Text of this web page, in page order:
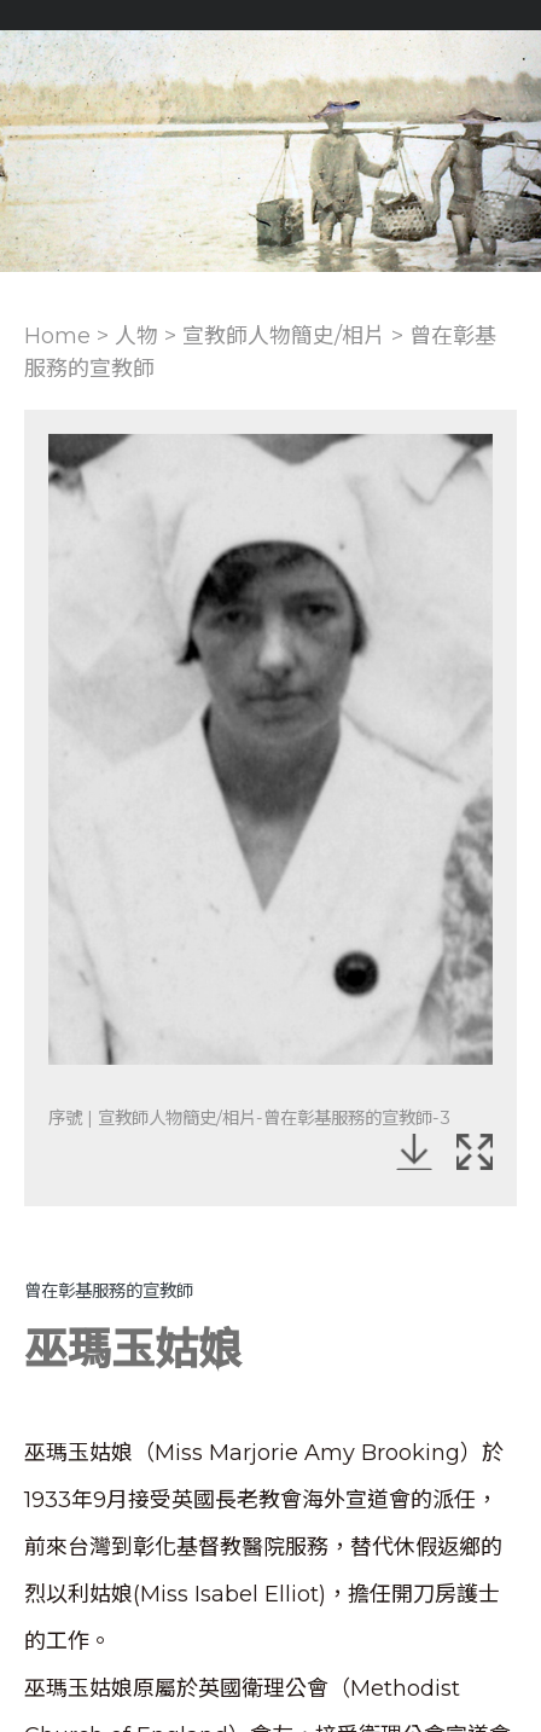
Home > 人物 > 宣教師人物簡史/相片 > 曾在彰基
服務的宣教師
序號 | 宣教師人物簡史/相片-曾在彰基服務的宣教師-3
曾在彰基服務的宣教師
巫瑪玉姑娘
巫瑪玉姑娘（Miss Marjorie Amy Brooking）於
1933年9月接受英國長老教會海外宣道會的派任，
前來台灣到彰化基督教醫院服務，替代休假返鄉的
烈以利姑娘(Miss Isabel Elliot)，擔任開刀房護士
的工作。
巫瑪玉姑娘原屬於英國衛理公會（Methodist